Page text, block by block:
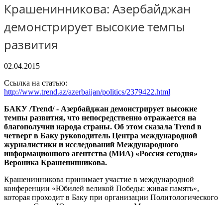
Крашенинникова: Азербайджан
демонстрирует высокие темпы
развития
02.04.2015
Ссылка на статью:
http://www.trend.az/azerbaijan/politics/2379422.html
БАКУ /Trend/ - Азербайджан демонстрирует высокие
темпы развития, что непосредственно отражается на
благополучии народа страны. Об этом сказала Trend в
четверг в Баку руководитель Центра международной
журналистики и исследований Международного
информационного агентства (МИА) «Россия сегодня»
Вероника Крашенинникова.
Крашенинникова принимает участие в международной
конференции «Юбилей великой Победы: живая память»,
которая проходит в Баку при организации Политологического